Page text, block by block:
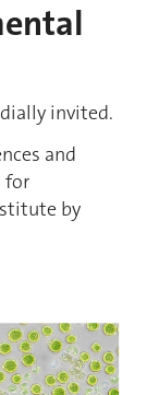
invited.
and
for
by